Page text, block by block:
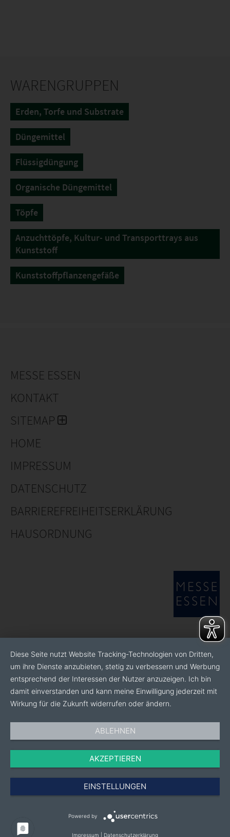
WARENGRUPPEN
Erden, Torfe und Substrate
Düngemittel
Flüssigdüngung
Organische Düngemittel
Töpfe
Anzuchttöpfe, Kultur- und Transporttrays aus
Kunststoff
Kunststoffpflanzengefäße
MESSE ESSEN
KONTAKT
SITEMAP
HOME
IMPRESSUM
DATENSCHUTZ
BARRIEREFREIHEITSERKLÄRUNG
HAUSORDNUNG
Diese Seite nutzt Website Tracking-Technologien von Dritten,
um ihre Dienste anzubieten, stetig zu verbessern und Werbung
entsprechend der Interessen der Nutzer anzuzeigen. Ich bin
damit einverstanden und kann meine Einwilligung jederzeit mit
Wirkung für die Zukunft widerrufen oder ändern.
ABLEHNEN
AKZEPTIEREN
EINSTELLUNGEN
Powered by
Impressum Datenschutzerklärung